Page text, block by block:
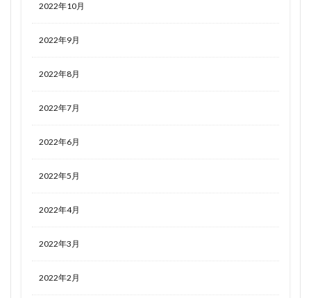
2022年10月
2022年9月
2022年8月
2022年7月
2022年6月
2022年5月
2022年4月
2022年3月
2022年2月